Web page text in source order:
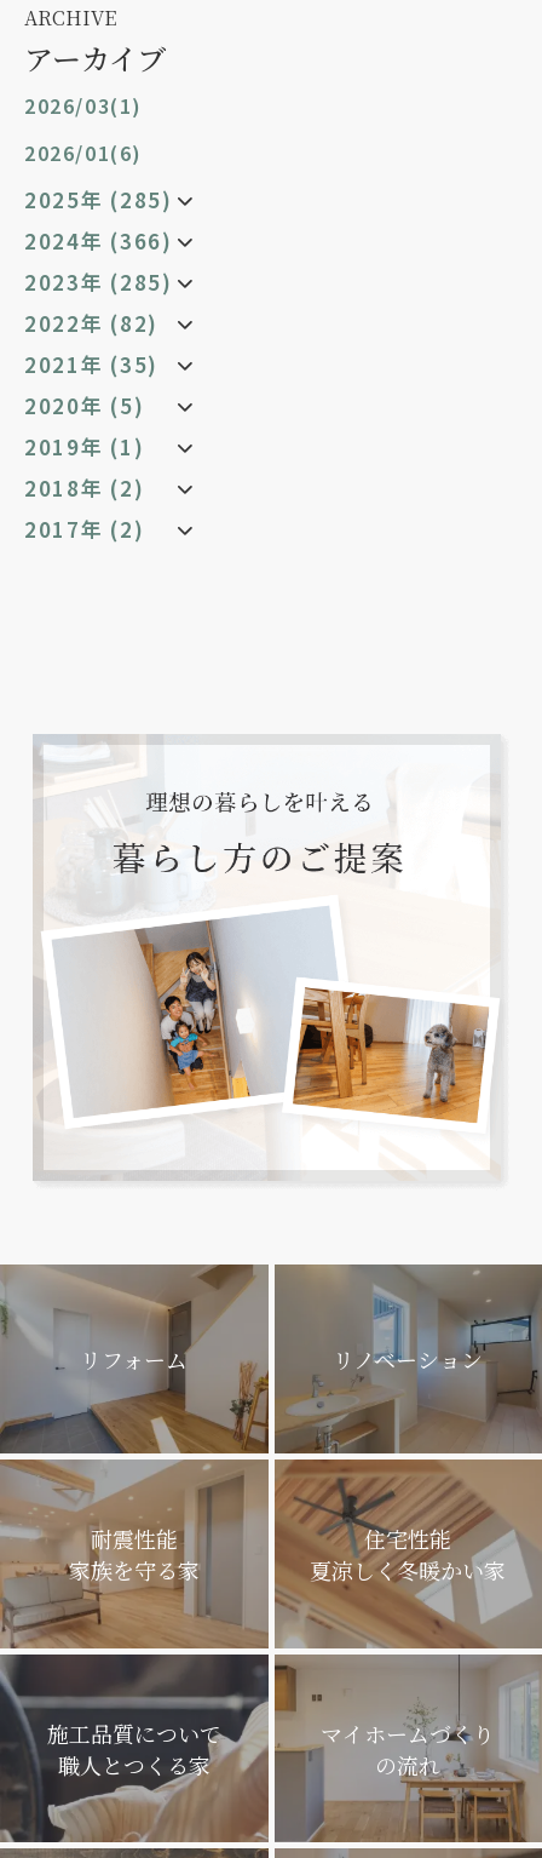
ARCHIVE
アーカイブ
2026/03(1)
2026/01(6)
2025年 (285)
2024年 (366)
2023年 (285)
2022年 (82)
2021年 (35)
2020年 (5)
2019年 (1)
2018年 (2)
2017年 (2)
リフォーム リノベーション
耐震性能
家族を守る家
住宅性能
夏涼しく冬暖かい家
施工品質について
職人とつくる家
マイホームづくり
の流れ